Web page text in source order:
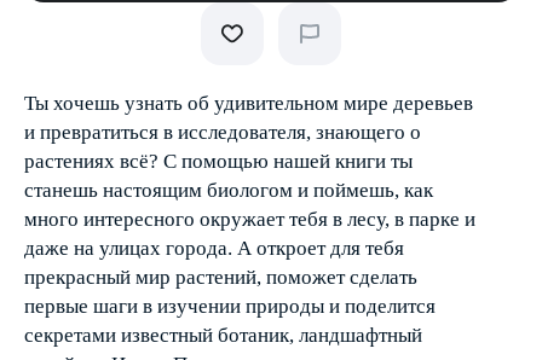
Ты хочешь узнать об удивительном мире деревьев
и превратиться в исследователя, знающего о
растениях всё? С помощью нашей книги ты
станешь настоящим биологом и поймешь, как
много интересного окружает тебя в лесу, в парке и
даже на улицах города. А откроет для тебя
прекрасный мир растений, поможет сделать
первые шаги в изучении природы и поделится
секретами известный ботаник, ландшафтный